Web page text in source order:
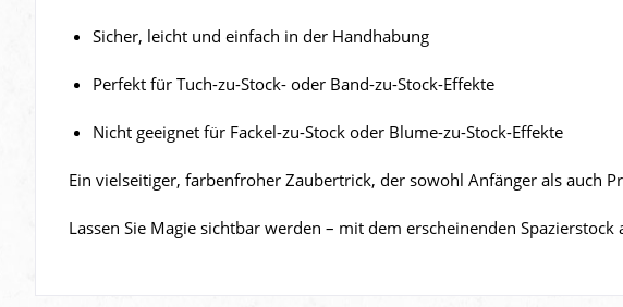
Sicher, leicht und einfach in der Handhabung
Perfekt für Tuch-zu-Stock- oder Band-zu-Stock-Effekte
Nicht geeignet für Fackel-zu-Stock oder Blume-zu-Stock-Effekte
Ein vielseitiger, farbenfroher Zaubertrick, der sowohl Anfänger als auch
Lassen Sie Magie sichtbar werden – mit dem erscheinenden